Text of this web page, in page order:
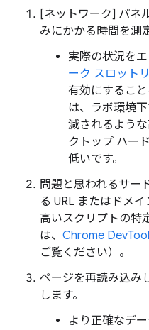
[ネットワーク] パネ
みにかかる時間を測
実際の状況を
ーク スロット
有効にするこ
は、ラボ環境
減されるよう
クトップ ハー
低いです。
問題と思われるサー
る URL またはドメ
高いスクリプトの特
は、 Chrome
ご覧ください）。
ページを再読み込み
します。
より正確なデ